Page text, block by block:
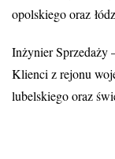
opolskiego oraz
Inżynier Sprzedaży
Klienci z rejonu
lubelskiego oraz